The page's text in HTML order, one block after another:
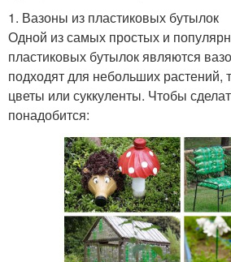
1. Вазоны из пластиковых бутылок
Одной из самых простых и
пластиковых бутылок являются
подходят для небольших растений,
цветы или суккуленты. Чтобы
понадобится: